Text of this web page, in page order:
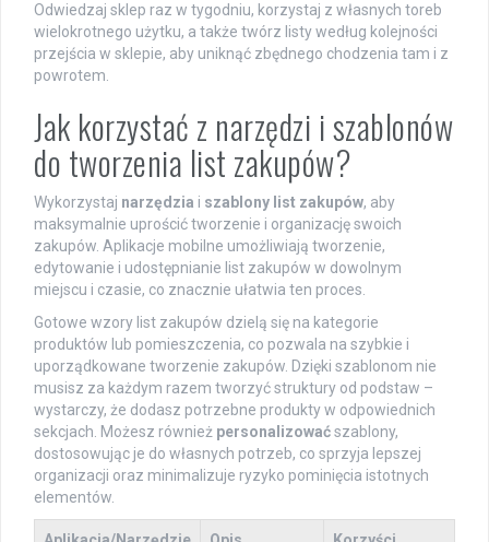
Odwiedzaj sklep raz w tygodniu, korzystaj z własnych toreb
wielokrotnego użytku, a także twórz listy według kolejności
przejścia w sklepie, aby uniknąć zbędnego chodzenia tam i z
powrotem.
Jak korzystać z narzędzi i szablonów
do tworzenia list zakupów?
Wykorzystaj narzędzia i szablony list zakupów, aby
maksymalnie uprościć tworzenie i organizację swoich
zakupów. Aplikacje mobilne umożliwiają tworzenie,
edytowanie i udostępnianie list zakupów w dowolnym
miejscu i czasie, co znacznie ułatwia ten proces.
Gotowe wzory list zakupów dzielą się na kategorie
produktów lub pomieszczenia, co pozwala na szybkie i
uporządkowane tworzenie zakupów. Dzięki szablonom nie
musisz za każdym razem tworzyć struktury od podstaw –
wystarczy, że dodasz potrzebne produkty w odpowiednich
sekcjach. Możesz również personalizowaćszablony,
dostosowując je do własnych potrzeb, co sprzyja lepszej
organizacji oraz minimalizuje ryzyko pominięcia istotnych
elementów.